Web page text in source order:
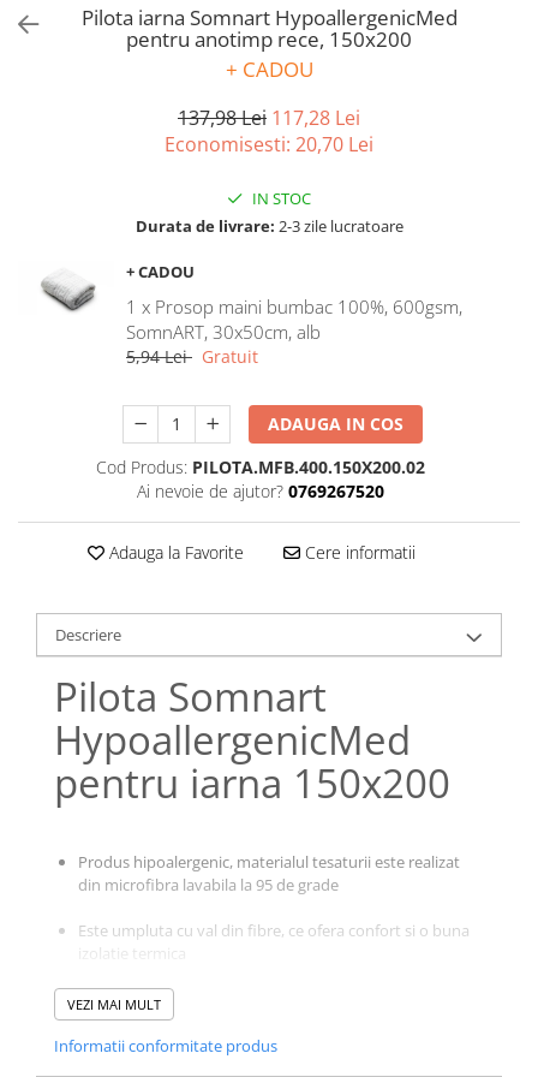
Bumbac satinat
Bumbac policoton
200x200cm
Tipul cearceafului de pat
Normal - fara elastic
Neagra
Gri
Mov
Rosie
Verde
Cu dungi
Cu pisici
Pilota iarna Somnart HypoallergenicMed
pentru anotimp rece, 150x200
+ CADOU
137,98 Lei 117,28 Lei
Economisesti: 20,70 Lei
IN STOC
Durata de livrare: 2-3 zile lucratoare
+ CADOU
1 x Prosop maini bumbac 100%, 600gsm,
SomnART, 30x50cm, alb
5,94 Lei Gratuit
ADAUGA IN COS
Cod Produs: PILOTA.MFB.400.150X200.02
Ai nevoie de ajutor? 0769267520
Adauga la Favorite Cere informatii
Descriere
Pilota Somnart
HypoallergenicMed
pentru iarna 150x200
Produs hipoalergenic, materialul tesaturii este realizat
din microfibra lavabila la 95 de grade
Este umpluta cu val din fibre, ce ofera confort si o buna
izolatie termica
Se comporta foarte bine dupa spalare, avand contractii
foarte reduse si isi mentine forma si calitatile initiale
VEZI MAI MULT
Informatii conformitate produs